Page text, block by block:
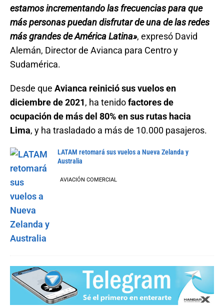
estamos incrementando las frecuencias para que
más personas puedan disfrutar de una de las redes
más grandes de América Latina», expresó David
Alemán, Director de Avianca para Centro y
Sudamérica.
Desde que Avianca reinició sus vuelos en
diciembre de 2021, ha tenidofactores de
ocupación de más del 80% en sus rutas hacia
Lima, y ha trasladado a más de 10.000 pasajeros.
LATAM retomará sus vuelos a Nueva Zelanda y
Australia
AVIACIÓN COMERCIAL